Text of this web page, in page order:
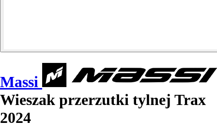
Massi
Wieszak przerzutki tylnej Trax
2024